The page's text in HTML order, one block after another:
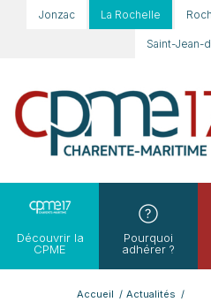
Jonzac La Rochelle
Saint-Jean-
Découvrir la
CPME
Pourquoi
adhérer ?
Accueil / Actualités /